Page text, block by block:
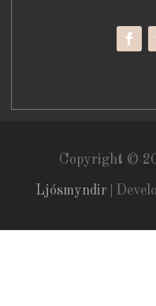
Copyright ©
Ljósmyndir